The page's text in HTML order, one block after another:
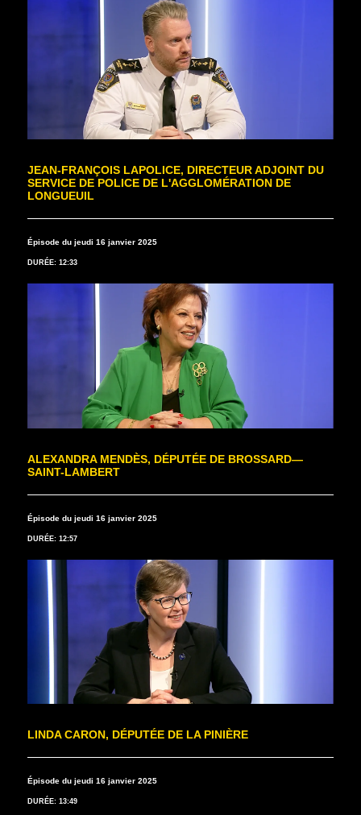
JEAN-FRANÇOIS LAPOLICE, DIRECTEUR ADJOINT DU
SERVICE DE POLICE DE L'AGGLOMÉRATION DE
LONGUEUIL
Épisode du jeudi 16 janvier 2025
DURÉE: 12:33
ALEXANDRA MENDÈS, DÉPUTÉE DE BROSSARD—
SAINT-LAMBERT
Épisode du jeudi 16 janvier 2025
DURÉE: 12:57
LINDA CARON, DÉPUTÉE DE LA PINIÈRE
Épisode du jeudi 16 janvier 2025
DURÉE: 13:49